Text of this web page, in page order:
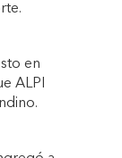
en
ALPI